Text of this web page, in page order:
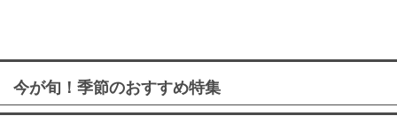
今が旬！季節のおすすめ特集